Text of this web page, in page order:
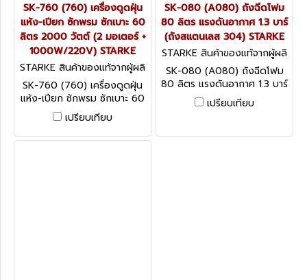
SK-760 (760) เครื่องดูดฝุ่น
แห้ง-เปียก ซักพรม ซักเบาะ 60
ลิตร 2000 วัตต์ (2 มอเตอร์ +
1000W/220V) STARKE
STARKE สินค้าของแท้จากผู้ผลิ
ต SK-760 (760)
SK-760 (760) เครื่องดูดฝุ่น
แห้ง-เปียก ซักพรม ซักเบาะ 60
ลิตร 2000 วัตต์ (2 มอเตอร์ +
1000W/220V) STARKE
เปรียบเทียบ
SK-080 (A080) ถังฉีดโฟม
80 ลิตร แรงดันอากาศ 1.3 บาร์
(ถังสแตนเลส 304) STARKE
STARKE สินค้าของแท้จากผู้ผลิ
ต SK-080 (A080)
SK-080 (A080) ถังฉีดโฟม
80 ลิตร แรงดันอากาศ 1.3 บาร์
(ถังสแตนเลส 304) STARKE
เปรียบเทียบ